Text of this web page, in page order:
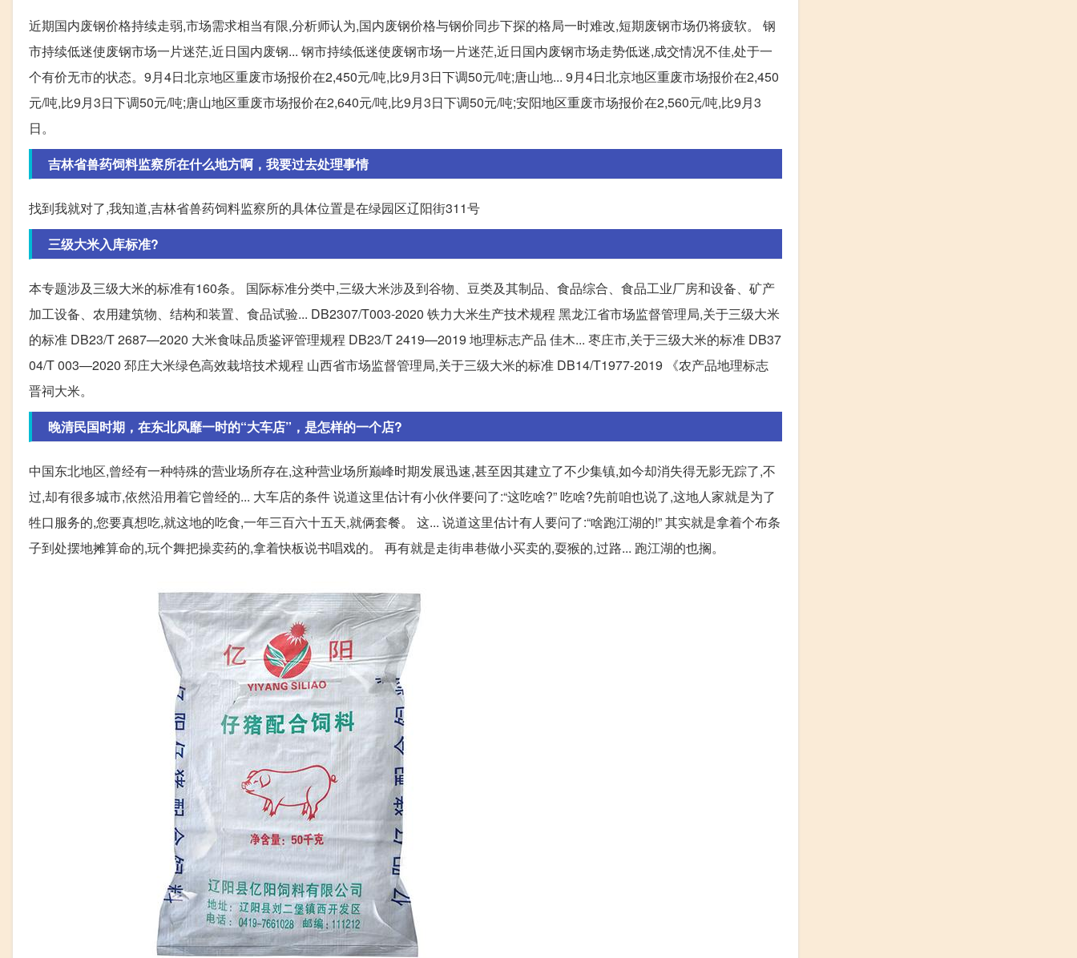
近期国内废钢价格持续走弱,市场需求相当有限,分析师认为,国内废钢价格与钢价同步下探的格局一时难改,短期废钢市场仍将疲软。 钢
市持续低迷使废钢市场一片迷茫,近日国内废钢... 钢市持续低迷使废钢市场一片迷茫,近日国内废钢市场走势低迷,成交情况不佳,处于一
个有价无市的状态。9月4日北京地区重废市场报价在2,450元/吨,比9月3日下调50元/吨;唐山地... 9月4日北京地区重废市场报价在2,450
元/吨,比9月3日下调50元/吨;唐山地区重废市场报价在2,640元/吨,比9月3日下调50元/吨;安阳地区重废市场报价在2,560元/吨,比9月3
日。
吉林省兽药饲料监察所在什么地方啊，我要过去处理事情
找到我就对了,我知道,吉林省兽药饲料监察所的具体位置是在绿园区辽阳街311号
三级大米入库标准?
本专题涉及三级大米的标准有160条。 国际标准分类中,三级大米涉及到谷物、豆类及其制品、食品综合、食品工业厂房和设备、矿产
加工设备、农用建筑物、结构和装置、食品试验... DB2307/T003-2020 铁力大米生产技术规程 黑龙江省市场监督管理局,关于三级大米
的标准 DB23/T 2687—2020 大米食味品质鉴评管理规程 DB23/T 2419—2019 地理标志产品 佳木... 枣庄市,关于三级大米的标准 DB37
04/T 003—2020 邳庄大米绿色高效栽培技术规程 山西省市场监督管理局,关于三级大米的标准 DB14/T1977-2019 《农产品地理标志
晋祠大米。
晚清民国时期，在东北风靡一时的“大车店”，是怎样的一个店?
中国东北地区,曾经有一种特殊的营业场所存在,这种营业场所巅峰时期发展迅速,甚至因其建立了不少集镇,如今却消失得无影无踪了,不
过,却有很多城市,依然沿用着它曾经的... 大车店的条件 说道这里估计有小伙伴要问了:“这吃啥?” 吃啥?先前咱也说了,这地人家就是为了
牲口服务的,您要真想吃,就这地的吃食,一年三百六十五天,就俩套餐。 这... 说道这里估计有人要问了:“啥跑江湖的!” 其实就是拿着个布条
子到处摆地摊算命的,玩个舞把操卖药的,拿着快板说书唱戏的。 再有就是走街串巷做小买卖的,耍猴的,过路... 跑江湖的也搁。